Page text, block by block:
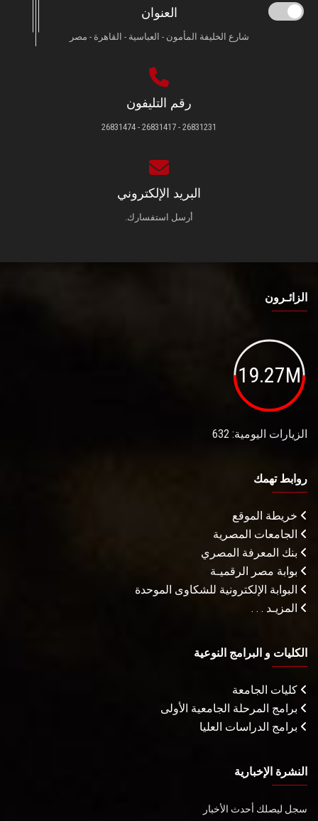
العنوان
شارع الخليفة المأمون - العباسية - القاهرة - مصر
رقم التليفون
26831231 - 26831417 - 26831474
البريد الإلكتروني
أرسل استفسارك.
الزائـرون
19.27M
الزيارات اليومية: 632
روابط تهمك
خريطة الموقع
الجامعات المصرية
بنك المعرفة المصري
بوابة مصر الرقميـة
البوابة الإلكترونية للشكاوى الموحدة
المزيـد . . .
الكليات و البرامج النوعية
كليات الجامعة
برامج المرحلة الجامعية الأولى
برامج الدراسات العليا
النشرة الإخبارية
سجل ليصلك أحدث الأخبار